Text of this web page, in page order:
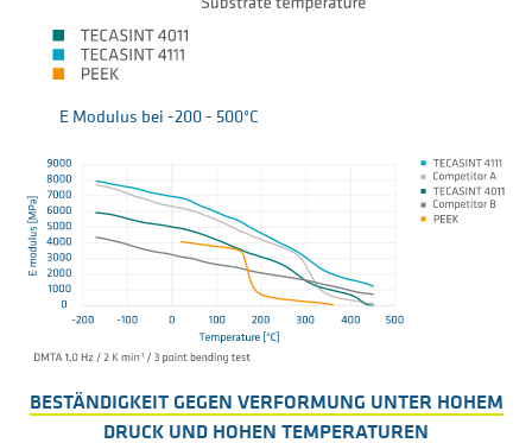
E Modulus bei -200 - 500°C
BESTÄNDIGKEIT GEGEN VERFORMUNG UNTER HOHEM
DRUCK UND HOHEN TEMPERATUREN